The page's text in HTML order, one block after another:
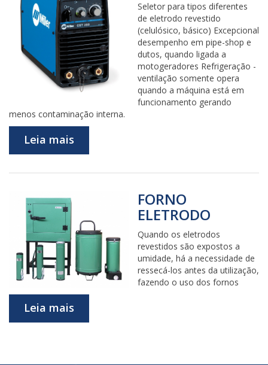
Seletor para tipos diferentes
de eletrodo revestido
(celulósico, básico) Excepcional
desempenho em pipe-shop e
dutos, quando ligada a
motogeradores Refrigeração -
ventilação somente opera
quando a máquina está em
funcionamento gerando
menos contaminação interna.
Leia mais
FORNO
ELETRODO
Quando os eletrodos
revestidos são expostos a
umidade, há a necessidade de
ressecá-los antes da utilização,
fazendo o uso dos fornos
Leia mais